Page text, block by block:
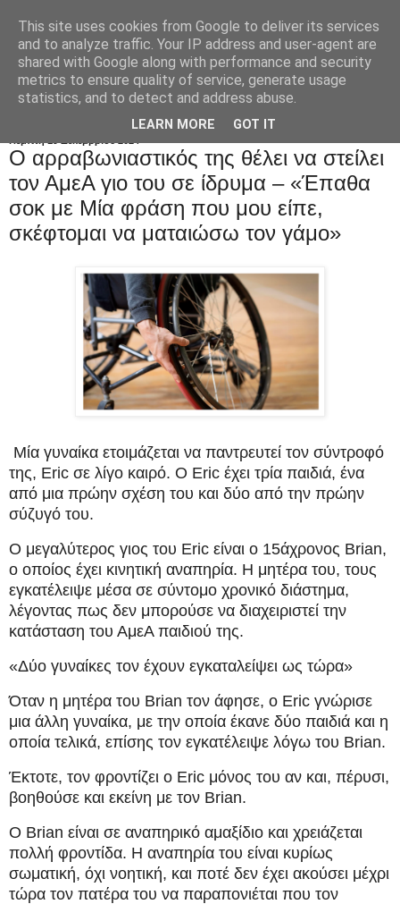
O αρραβωνιαστικός της θέλει να στείλει
τον ΑμεΑ γιο του σε ίδρυμα – «Έπαθα
σοκ με Mία φράση που μου είπε,
σκέφτομαι να ματαιώσω τον γάμο»
Μία γυναίκα ετοιμάζεται να παντρευτεί τον σύντροφό
της, Eric σε λίγο καιρό. Ο Eric έχει τρία παιδιά, ένα
από μια πρώην σχέση του και δύο από την πρώην
σύζυγό του.
O μεγαλύτερος γιος του Eric είναι ο 15άχρονος Brian,
ο οποίος έχει κινητική αναπηρία. Η μητέρα του, τους
εγκατέλειψε μέσα σε σύντομο χρονικό διάστημα,
λέγοντας πως δεν μπορούσε να διαχειριστεί την
κατάσταση του ΑμεΑ παιδιού της.
«Δύο γυναίκες τον έχουν εγκαταλείψει ως τώρα»
Όταν η μητέρα του Brian τον άφησε, ο Eric γνώρισε
μια άλλη γυναίκα, με την οποία έκανε δύο παιδιά και η
οποία τελικά, επίσης τον εγκατέλειψε λόγω του Brian.
Έκτοτε, τον φροντίζει ο Eric μόνος του αν και, πέρυσι,
βοηθούσε και εκείνη με τον Brian.
Ο Brian είναι σε αναπηρικό αμαξίδιο και χρειάζεται
πολλή φροντίδα. Η αναπηρία του είναι κυρίως
σωματική, όχι νοητική, και ποτέ δεν έχει ακούσει μέχρι
τώρα τον πατέρα του να παραπονιέται που τον
This site uses cookies from Google to deliver its services
and to analyze traffic. Your IP address and user-agent are
shared with Google along with performance and security
metrics to ensure quality of service, generate usage
statistics, and to detect and address abuse.
LEARN MORE GOT IT